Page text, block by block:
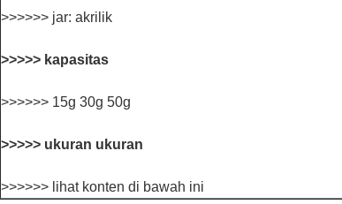
>>>>>> jar: akrilik
>>>>> kapasitas
>>>>>> 15g 30g 50g
>>>>> ukuran ukuran
>>>>>> lihat konten di bawah ini